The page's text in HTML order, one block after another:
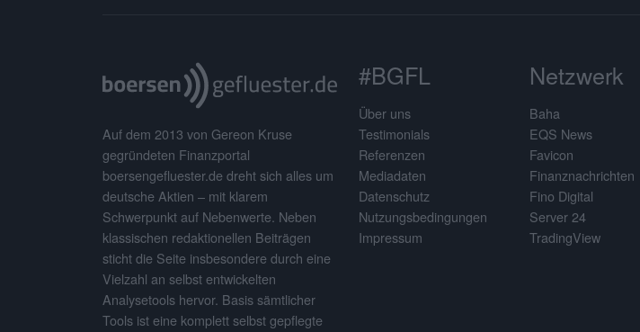
Auf dem 2013 von Gereon Kruse
gegründeten Finanzportal
boersengefluester.de dreht sich alles um
deutsche Aktien – mit klarem
Schwerpunkt auf Nebenwerte. Neben
klassischen redaktionellen Beiträgen
sticht die Seite insbesondere durch eine
Vielzahl an selbst entwickelten
Analysetools hervor. Basis sämtlicher
Tools ist eine komplett selbst gepflegte
#BGFL
Über uns
Testimonials
Referenzen
Mediadaten
Datenschutz
Nutzungsbedingungen
Impressum
Netzwerk
Baha
EQS News
Favicon
Finanznachrichten
Fino Digital
Server 24
TradingView